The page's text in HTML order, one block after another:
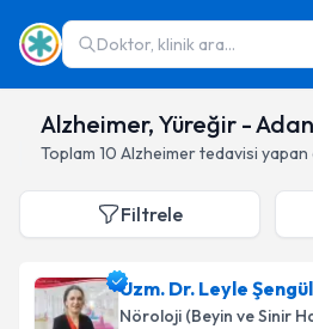
Doktor, klinik ara...
Alzheimer, Yüreğir -
Toplam 10 Alzheimertedavisi yapan
Filtrele
Uzm. Dr. Leyle
Nöroloji (Beyin ve Sinir